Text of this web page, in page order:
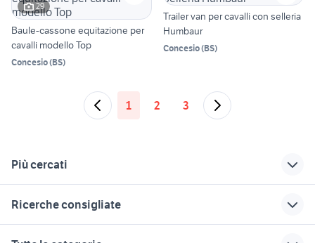
29
Baule-cassone equitazione per
cavalli modello Top
Concesio(BS)
Trailer van per cavalli con selleria
Humbaur
Concesio(BS)
1 2 3
Più cercati
Ricerche consigliate